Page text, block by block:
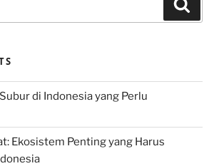
di Indonesia yang Perlu
Ekosistem Penting yang Harus